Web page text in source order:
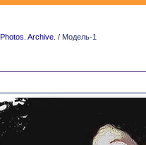
Archive. / Модель-1